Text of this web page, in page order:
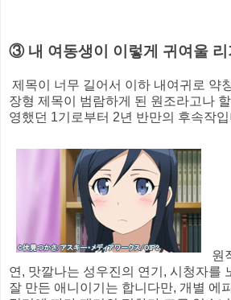
③ 내 여동생이 이렇게 귀여울 리
제목이 너무 길어서 이하 내여귀로 약
장형 제목이 범람하게 된 원조라고나
영했던 1기로부터 2년 반만의 후속작
원
연, 맛깔나는 성우진의 연기, 시청자를
잘 만든 애니이기는 합니다만, 개별 에